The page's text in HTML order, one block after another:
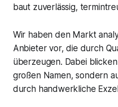
baut zuverlässig,
Wir haben den Markt
Anbieter vor, die durch
überzeugen. Dabei
großen Namen, sondern
durch handwerkliche